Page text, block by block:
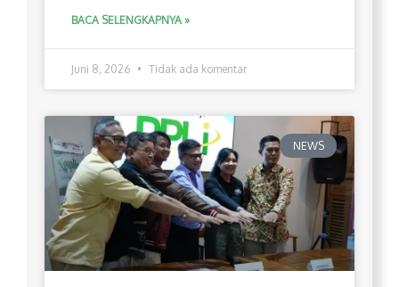
BACA SELENGKAPNYA »
Juni 8, 2026 Tidak ada komentar
NEWS